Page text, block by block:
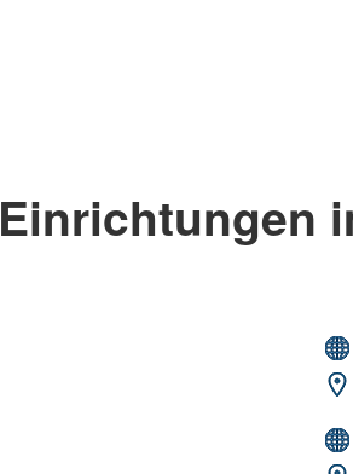
Einrichtungen